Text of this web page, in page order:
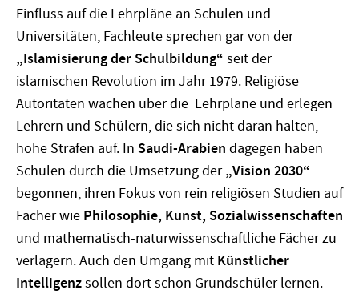
Einfluss auf die Lehrpläne an Schulen und
Universitäten, Fachleute sprechen gar von der
„Islamisierung der Schulbildung“ seit der
islamischen Revolution im Jahr 1979. Religiöse
Autoritäten wachen über die Lehrpläne und erlegen
Lehrern und Schülern, die sich nicht daran halten,
hohe Strafen auf. In Saudi-Arabien dagegen haben
Schulen durch die Umsetzung der„Vision 2030“
begonnen, ihren Fokus von rein religiösen Studien auf
Fächer wie Philosophie, Kunst, Sozialwissenschaften
und mathematisch-naturwissenschaftliche Fächer zu
verlagern. Auch den Umgang mit Künstlicher
Intelligenzsollen dort schon Grundschüler lernen.